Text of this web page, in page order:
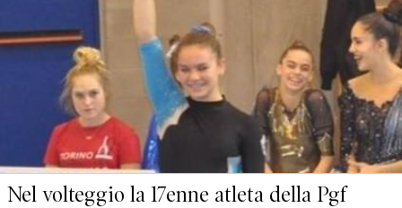
Nel volteggio la 17enne atleta della Pgf